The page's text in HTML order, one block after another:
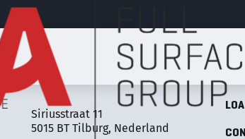
LOA Full Surface Group
Siriusstraat 11
5015 BT Tilburg, Nederland